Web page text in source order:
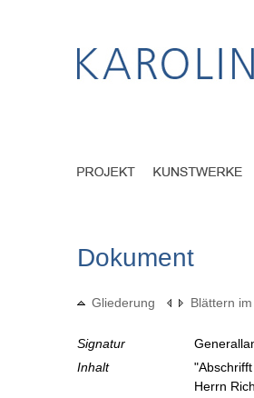
Dokument
Gliederung Blättern
Signatur
Inhalt
Herrn